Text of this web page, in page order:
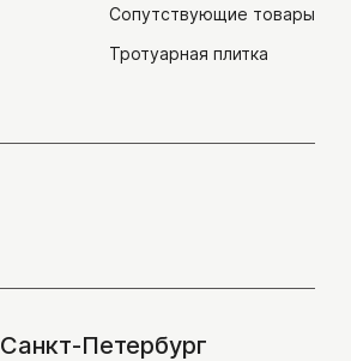
Сопутствующие товары
Тротуарная плитка
Санкт-Петербург